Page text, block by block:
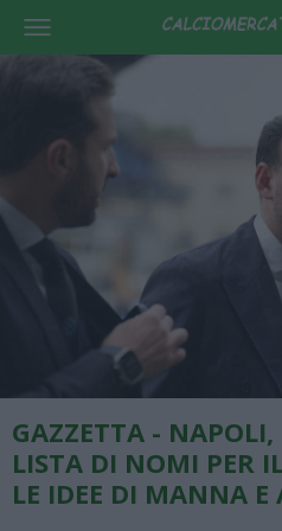
GAZZETTA -
LISTA DI NOMI PER
LE IDEE DI MANNA E